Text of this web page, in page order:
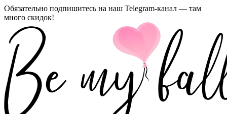
Обязательно подпишитесь на наш Telegram-канал — там
много скидок!